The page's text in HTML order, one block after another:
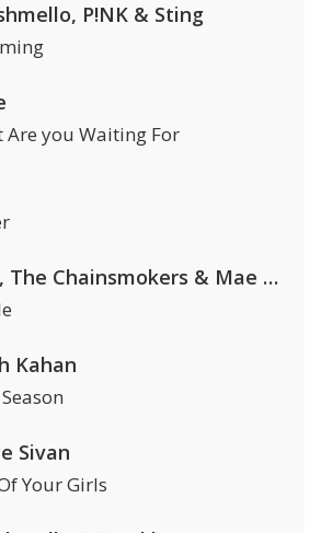
P!NK & Sting
Are you Waiting For
Alok, The Chainsmokers & Mae Stephens
Kahan
Sivan
Your Girls